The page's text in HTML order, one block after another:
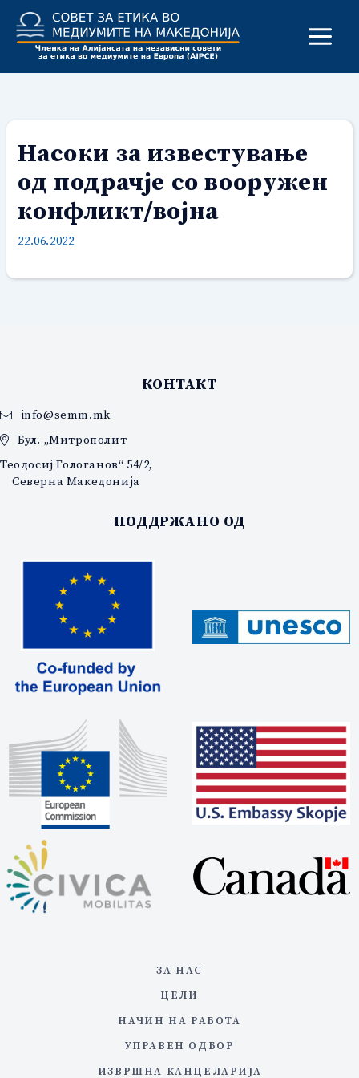
content
Насоки за известување
од подрачје со вооружен
конфликт/војна
22.06.2022
КОНТАКТ
info@semm.mk
Бул. „Митрополит
Теодосиј Гологанов“ 54/2,
Северна Македонија
ПОДДРЖАНО ОД
ЗА НАС
ЦЕЛИ
НАЧИН НА РАБОТА
УПРАВЕН ОДБОР
ИЗВРШНА КАНЦЕЛАРИЈА